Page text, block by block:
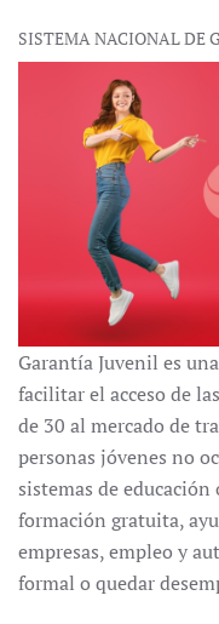
SISTEMA NACIONAL DE
Garantía Juvenil es
facilitar el acceso de
de 30 al mercado de
personas jóvenes no
sistemas de
formación gratuita,
empresas, empleo y
formal o quedar